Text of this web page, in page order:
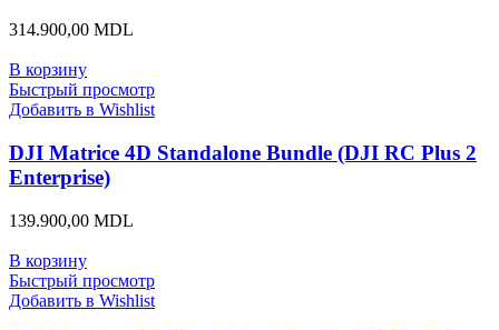
314.900,00 MDL
В корзину
Быстрый просмотр
Добавить в Wishlist
DJI Matrice 4D Standalone Bundle (DJI RC Plus 2
Enterprise)
139.900,00 MDL
В корзину
Быстрый просмотр
Добавить в Wishlist